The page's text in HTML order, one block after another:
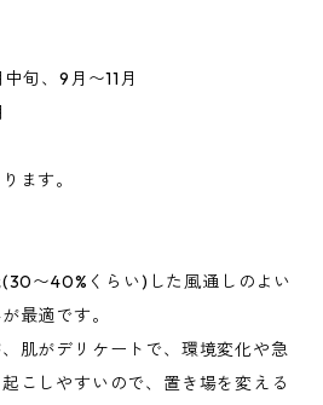
旬、9月〜11月
ます。
〜40%くらい)した風通しのよい
最適です。
肌がデリケートで、環境変化や急
こしやすいので、置き場を変える